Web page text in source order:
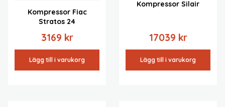
Kompressor Fiac
Stratos 24
3169 kr
Lägg till i varukorg
Kompressor Silair
17039 kr
Lägg till i varukorg